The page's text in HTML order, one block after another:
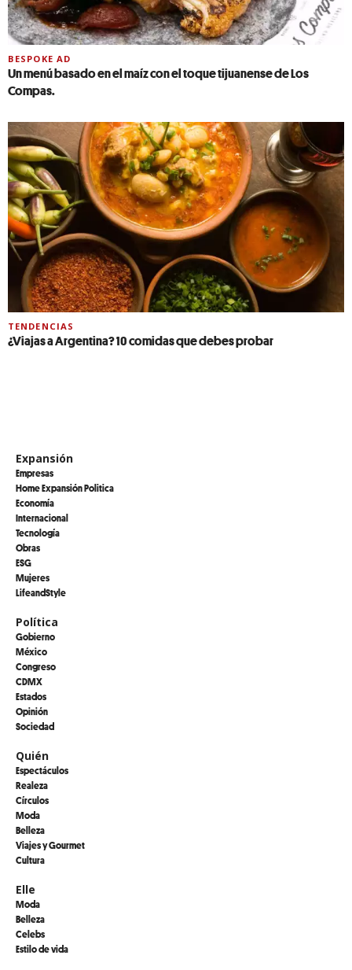
BESPOKE AD
Un menú basado en el maíz con el toque tijuanense de Los
Compas.
TENDENCIAS
¿Viajas a Argentina? 10 comidas que debes probar
Expansión
Empresas
Home Expansión Politica
Economía
Internacional
Tecnología
Obras
ESG
Mujeres
LifeandStyle
Política
Gobierno
México
Congreso
CDMX
Estados
Opinión
Sociedad
Quién
Espectáculos
Realeza
Círculos
Moda
Belleza
Viajes y Gourmet
Cultura
Elle
Moda
Belleza
Celebs
Estilo de vida